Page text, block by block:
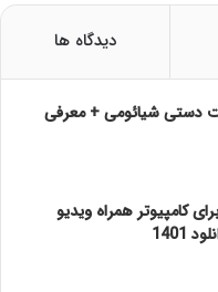
دیدگاه ها
دستی شیائومی + معرفی
کامپیوتر همراه ویدیو